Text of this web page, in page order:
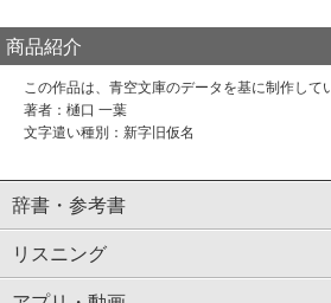
商品紹介
この作品は、青空文庫のデータを基に制作して
著者：樋口 一葉
文字遣い種別：新字旧仮名
辞書・参考書
リスニング